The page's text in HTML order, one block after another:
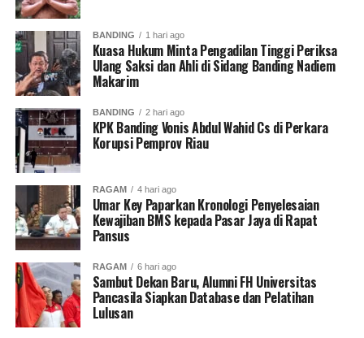
BANDING 1 hari ago
Kuasa Hukum Minta Pengadilan Tinggi Periksa
Ulang Saksi dan Ahli di Sidang Banding Nadiem
Makarim
BANDING 2 hari ago
KPK Banding Vonis Abdul Wahid Cs di Perkara
Korupsi Pemprov Riau
RAGAM 4 hari ago
Umar Key Paparkan Kronologi Penyelesaian
Kewajiban BMS kepada Pasar Jaya di Rapat
Pansus
RAGAM 6 hari ago
Sambut Dekan Baru, Alumni FH Universitas
Pancasila Siapkan Database dan Pelatihan
Lulusan